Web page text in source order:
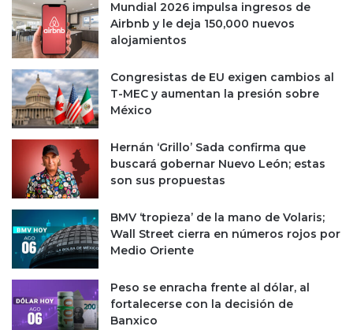
Mundial 2026 impulsa ingresos de
Airbnb y le deja 150,000 nuevos
alojamientos
Congresistas de EU exigen cambios al
T-MEC y aumentan la presión sobre
México
Hernán ‘Grillo’ Sada confirma que
buscará gobernar Nuevo León; estas
son sus propuestas
BMV ‘tropieza’ de la mano de Volaris;
Wall Street cierra en números rojos por
Medio Oriente
Peso se enracha frente al dólar, al
fortalecerse con la decisión de
Banxico